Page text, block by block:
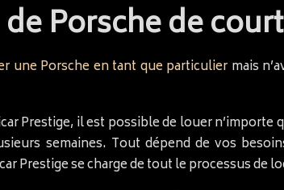
Porsche de
une Porsche en tant que particulier mais
Prestige, il est possible de louer
semaines. Tout dépend de vos
Prestige se charge de tout le processus de